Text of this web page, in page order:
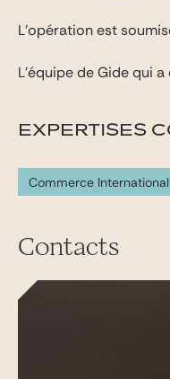
L’opération est
L’équipe de Gide qui
EXPERTISES
Commerce International
Contacts